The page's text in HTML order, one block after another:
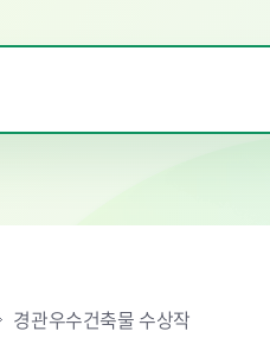
경관우수건축물 수상작